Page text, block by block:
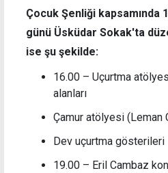
Çocuk Şenliği kapsamında
günü Üsküdar Sokak'ta
ise şu şekilde:
16.00 – Uçurtma
alanları
Çamur atölyesi (Leman
Dev uçurtma gösterileri
19.00 – Eril Cambaz